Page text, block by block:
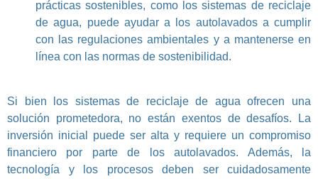
prácticas sostenibles, como los sistemas de reciclaje
de agua, puede ayudar a los autolavados a cumplir
con las regulaciones ambientales y a mantenerse en
línea con las normas de sostenibilidad.
Si bien los sistemas de reciclaje de agua ofrecen una
solución prometedora, no están exentos de desafíos. La
inversión inicial puede ser alta y requiere un compromiso
financiero por parte de los autolavados. Además, la
tecnología y los procesos deben ser cuidadosamente